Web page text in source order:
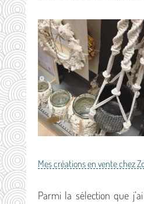
Mes créations en vente chez
Parmi la sélection que